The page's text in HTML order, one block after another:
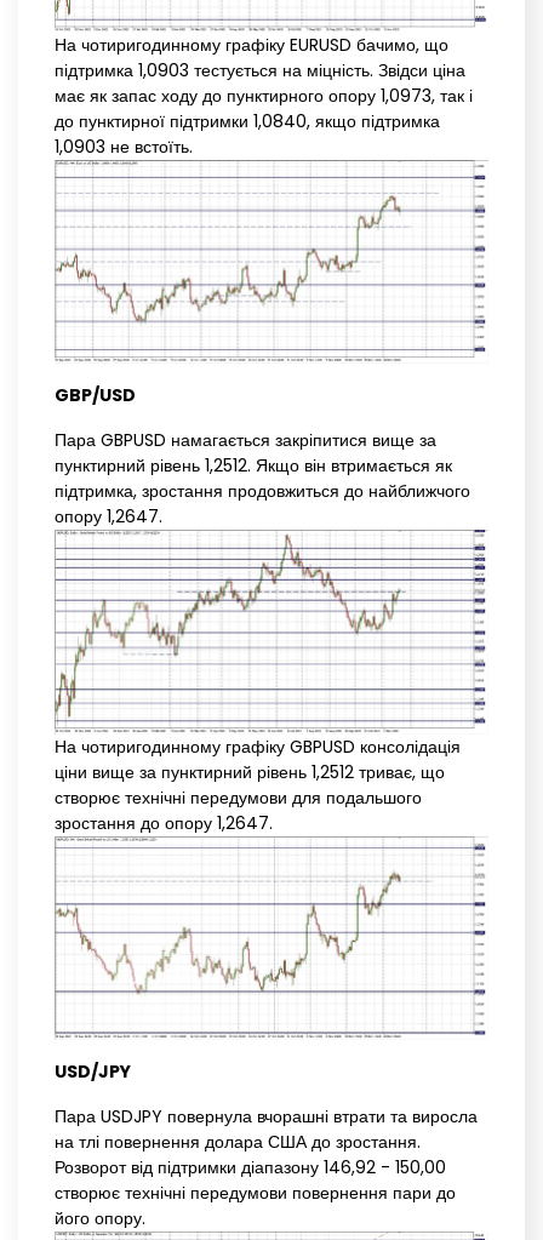
На чотиригодинному графіку EURUSD бачимо, що
підтримка 1,0903 тестується на міцність. Звідси ціна
має як запас ходу до пунктирного опору 1,0973, так і
до пунктирної підтримки 1,0840, якщо підтримка
1,0903 не встоїть.
GBP/USD
Пара GBPUSD намагається закріпитися вище за
пунктирний рівень 1,2512. Якщо він втримається як
підтримка, зростання продовжиться до найближчого
опору 1,2647.
На чотиригодинному графіку GBPUSD консолідація
ціни вище за пунктирний рівень 1,2512 триває, що
створює технічні передумови для подальшого
зростання до опору 1,2647.
USD/JPY
Пара USDJPY повернула вчорашні втрати та виросла
на тлі повернення долара США до зростання.
Розворот від підтримки діапазону 146,92 - 150,00
створює технічні передумови повернення пари до
його опору.